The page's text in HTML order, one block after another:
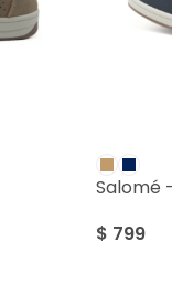
Salomé
$ 799